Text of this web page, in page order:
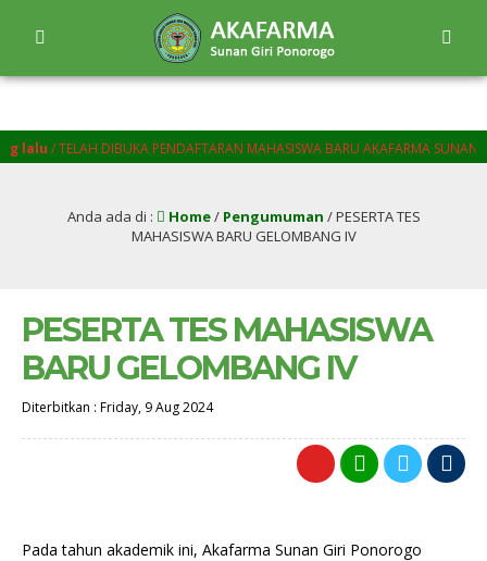
/ TELAH DIBUKA PENDAFTARAN MAHASISWA BARU AKAFARMA SUNAN
Anda ada di : Home/ Pengumuman /PESERTA TES
MAHASISWA BARU GELOMBANG IV
PESERTA TES MAHASISWA
BARU GELOMBANG IV
Diterbitkan : Friday, 9 Aug 2024
Pada tahun akademik ini, Akafarma Sunan Giri Ponorogo